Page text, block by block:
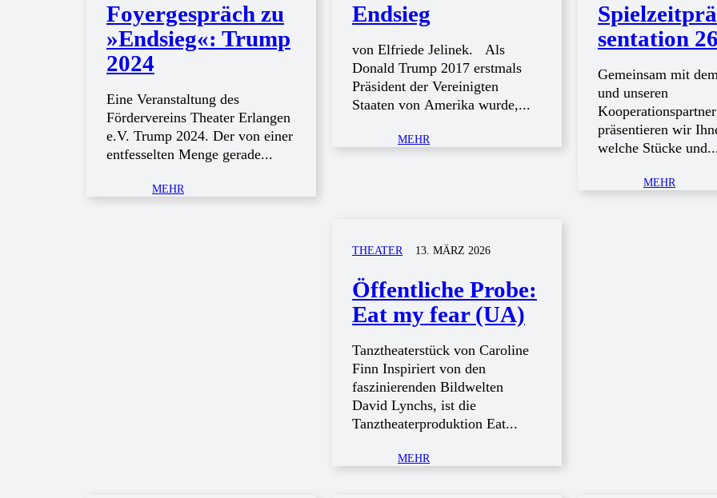
Foyergespräch zu
»Endsieg«: Trump
2024
Eine Veranstaltung des
Fördervereins Theater Erlangen
e.V. Trump 2024. Der von einer
entfesselten Menge gerade...
MEHR
Endsieg
von Elfriede Jelinek. Als
Donald Trump 2017 erstmals
Präsident der Vereinigten
Staaten von Amerika wurde,...
MEHR
sentation
Gemeinsam mit
und unseren
präsentieren wir
welche Stücke
MEHR
THEATER 13. MÄRZ 2026
Öffentliche Probe:
Eat my fear (UA)
Tanztheaterstück von Caroline
Finn Inspiriert von den
faszinierenden Bildwelten
David Lynchs, ist die
Tanztheaterproduktion Eat...
MEHR